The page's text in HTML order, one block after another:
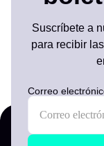
Suscríbete a
para recibir
Correo